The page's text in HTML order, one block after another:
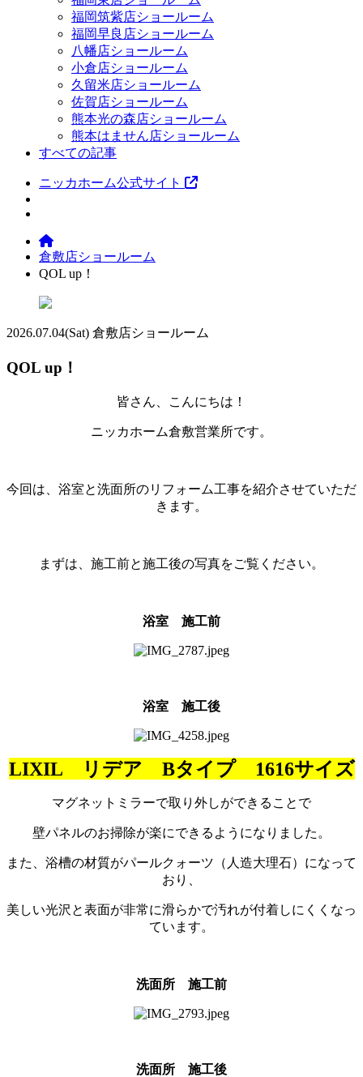
福岡筑紫店ショールーム
福岡早良店ショールーム
八幡店ショールーム
小倉店ショールーム
久留米店ショールーム
佐賀店ショールーム
熊本光の森店ショールーム
熊本はません店ショールーム
すべての記事
ニッカホーム公式サイト
倉敷店ショールーム
QOL up！
2026.07.04(Sat) 倉敷店ショールーム
QOL up！
皆さん、こんにちは！
ニッカホーム倉敷営業所です。
今回は、浴室と洗面所のリフォーム工事を紹介させていただ
きます。
まずは、施工前と施工後の写真をご覧ください。
浴室 施工前
浴室 施工後
LIXIL リデア Bタイプ 1616サイズ
マグネットミラーで取り外しができることで
壁パネルのお掃除が楽にできるようになりました。
また、浴槽の材質がパールクォーツ（人造大理石）になって
おり、
美しい光沢と表面が非常に滑らかで汚れが付着しにくくなっ
ています。
洗面所 施工前
洗面所 施工後